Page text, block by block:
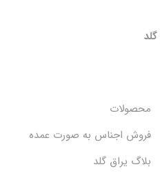
محصولات
فروش اجناس به صورت عمده
بلاگ یراق گلد